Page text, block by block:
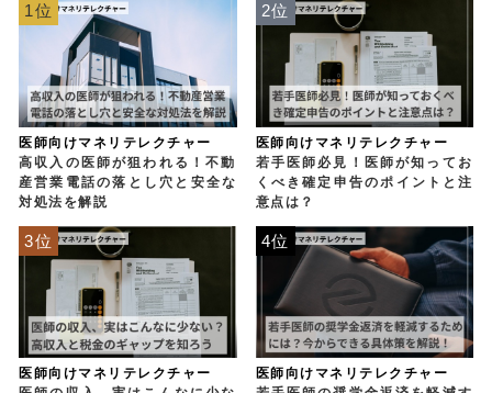
医師向けマネリテレクチャー
高収入の医師が狙われる！不動
産営業電話の落とし穴と安全な
対処法を解説
1位
医師向けマネリテレクチャー
若手医師必見！医師が知ってお
くべき確定申告のポイントと注
意点は？
2位
医師向けマネリテレクチャー
3位
医師向けマネリテレクチャー
4位